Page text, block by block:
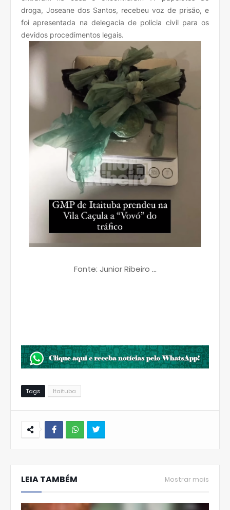
droga, Joseane dos Santos, recebeu voz de prisão, e
foi apresentada na delegacia de policia civil para os
devidos procedimentos legais.
Fonte: Junior Ribeiro ...
Tags Itaituba
hats
Ap
LEIA TAMBÉM Mostrar mais